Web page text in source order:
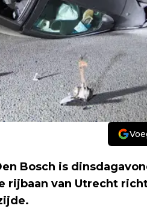
Bosch is
rijbaan van Utrecht